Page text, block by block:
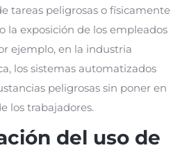
tareas peligrosas o físicamente
la exposición de los empleados
ejemplo, en la industria
los sistemas automatizados
peligrosas sin poner en
los trabajadores.
del uso de